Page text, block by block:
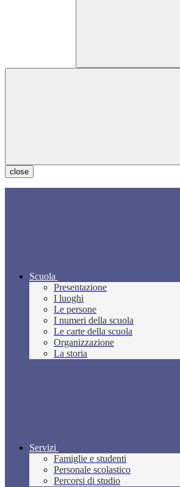
close
Scuola
Presentazione
I luoghi
Le persone
I numeri della scuola
Le carte della scuola
Organizzazione
La storia
Servizi
Famiglie e studenti
Personale scolastico
Percorsi di studio